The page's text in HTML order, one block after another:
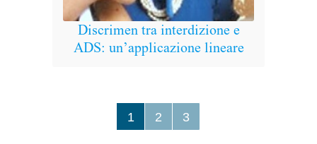
Discrimen tra interdizione e
ADS: un’applicazione lineare
1 2 3